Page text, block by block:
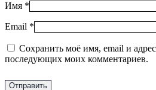
Имя *
Email *
Сохранить моё имя, email и
последующих моих комментариев.